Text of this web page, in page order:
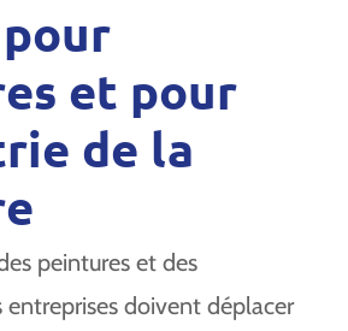
et pour
de la
peintures et des
entreprises doivent déplacer